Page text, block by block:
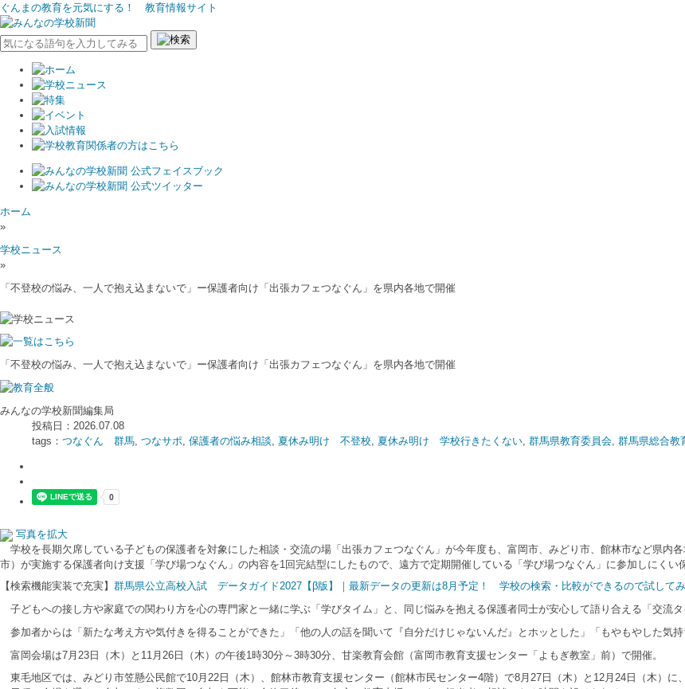
ぐんまの教育を元気にする！ 教育情報サイト
ホーム
»
学校ニュース
»
「不登校の悩み、一人で抱え込まないで」ー保護者向け「出張カフェつなぐん」を県内各地で開催
「不登校の悩み、一人で抱え込まないで」ー保護者向け「出張カフェつなぐん」を県内各地で開催
みんなの学校新聞編集局
投稿日：2026.07.08
tags： つなぐん 群馬 つなサポ 保護者の悩み相談 夏休み明け 不登校 夏休み明け 学校行きたくない 群馬県教育委員会 群馬県総合教
写真を拡大
学校を長期欠席している子どもの保護者を対象にした相談・交流の場「出張カフェつなぐん」が今年度も、富岡市、みどり市、館林市など県内
市）が実施する保護者向け支援「学び場つなぐん」の内容を1回完結型にしたもので、遠方で定期開催している「学び場つなぐん」に参加しにくい
【検索機能実装で充実】 群馬県公立高校入試 データガイド2027【β版】｜最新データの更新は8月予定！ 学校の検索・比較ができるので試して
子どもへの接し方や家庭での関わり方を心の専門家と一緒に学ぶ「学びタイム」と、同じ悩みを抱える保護者同士が安心して語り合える「交流
参加者からは「新たな考え方や気付きを得ることができた」「他の人の話を聞いて『自分だけじゃないんだ』とホッとした」「もやもやした気
富岡会場は7月23日（木）と11月26日（木）の午後1時30分～3時30分、甘楽教育会館（富岡市教育支援センター「よもぎ教室」前）で開催。
東毛地区では、みどり市笠懸公民館で10月22日（木）、館林市教育支援センター（館林市民センター4階）で8月27日（木）と12月24日（木）